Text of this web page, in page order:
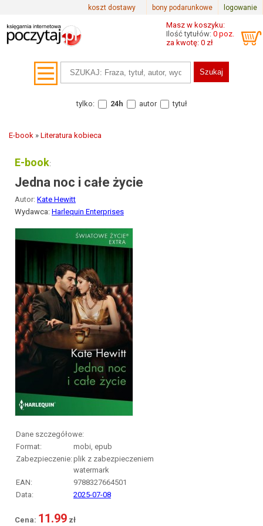
logowanie
bony podarunkowe
koszt dostawy
Masz w koszyku:
Ilość tytułów: 0 poz.
za kwotę: 0 zł
tylko: 24h autor tytuł
E-book » Literatura kobieca
E-book:
Jedna noc i całe życie
Autor: Kate Hewitt
Wydawca: Harlequin Enterprises
Dane szczegółowe:
Format:
mobi, epub
Zabezpieczenie: plik z zabezpieczeniem
watermark
EAN:
9788327664501
Data:
2025-07-08
11.99